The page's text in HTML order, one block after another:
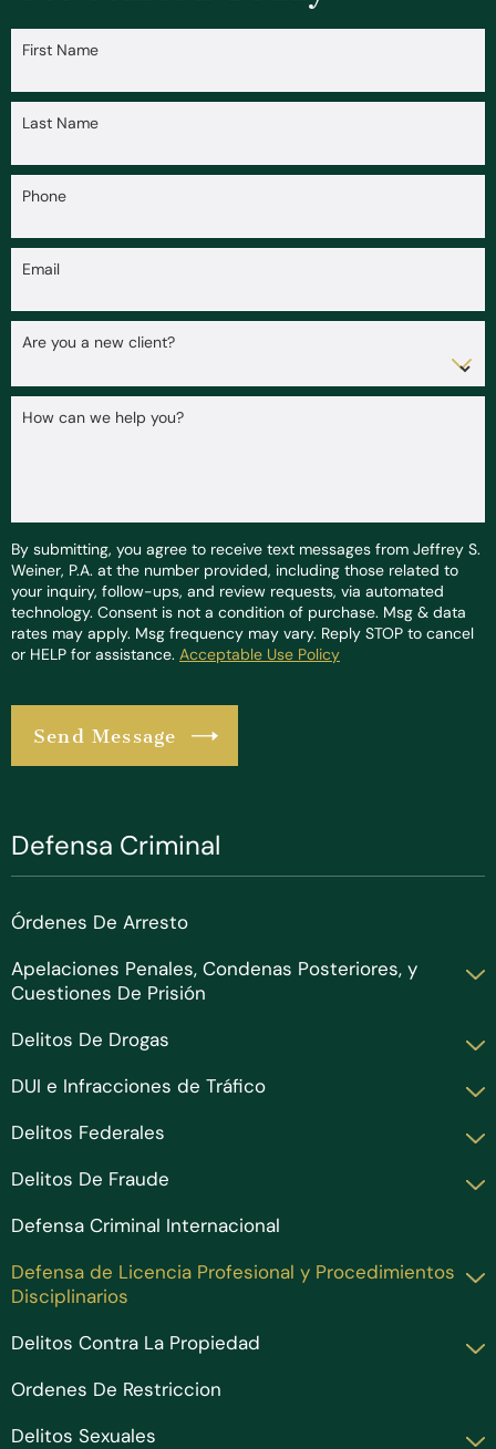
First Name
Last Name
Phone
Email
Are you a new client?
How can we help you?
By submitting, you agree to receive text messages from Jeffrey S.
Weiner, P.A. at the number provided, including those related to
your inquiry, follow-ups, and review requests, via automated
technology. Consent is not a condition of purchase. Msg & data
rates may apply. Msg frequency may vary. Reply STOP to cancel
or HELP for assistance. Acceptable Use Policy
Defensa Criminal
Órdenes De Arresto
Apelaciones Penales, Condenas Posteriores, y
Cuestiones De Prisión
Delitos De Drogas
DUI e Infracciones de Tráfico
Delitos Federales
Delitos De Fraude
Defensa Criminal Internacional
Defensa de Licencia Profesional y Procedimientos
Disciplinarios
Delitos Contra La Propiedad
Ordenes De Restriccion
Delitos Sexuales